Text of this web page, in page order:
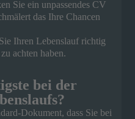
Sie ein unpassendes CV
das Ihre Chancen
Ihren Lebenslauf richtig
achten haben.
bei der
Dokument, dass Sie bei